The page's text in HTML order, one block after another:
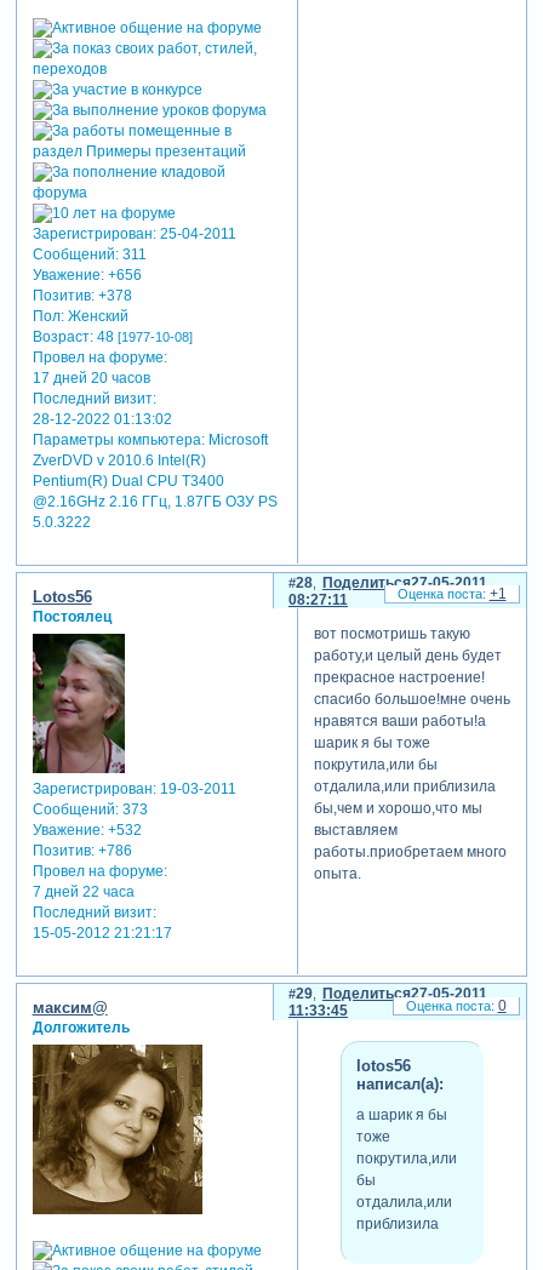
Зарегистрирован: 25-04-2011
Сообщений:311
Уважение: +656
Позитив: +378
Пол:Женский
Возраст:48 [1977-10-08]
Провел на форуме:
17 дней 20 часов
Последний визит:
28-12-2022 01:13:02
Параметры компьютера:Microsoft
ZverDVD v 2010.6 Intel(R)
Pentium(R) Dual CPU T3400
@2.16GHz 2.16 ГГц, 1.87ГБ OЗУ PS
5.0.3222
Поделиться
28
27-05-2011
08:27:11
Lotos56
Постоялец
Зарегистрирован: 19-03-2011
Сообщений:373
Уважение: +532
Позитив: +786
Провел на форуме:
7 дней 22 часа
Последний визит:
15-05-2012 21:21:17
вот посмотришь такую
работу,и целый день будет
прекрасное настроение!
спасибо большое!мне очень
нравятся ваши работы!а
шарик я бы тоже
покрутила,или бы
отдалила,или приблизила
бы,чем и хорошо,что мы
выставляем
работы.приобретаем много
опыта.
+1
Поделиться
29
27-05-2011
11:33:45
максим@
Долгожитель
lotos56
написал(а):
а шарик я бы
тоже
покрутила,или
бы
отдалила,или
приблизила
0